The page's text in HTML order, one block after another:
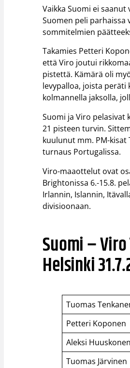
Vaikka Suomi ei
Suomen peli
sommitelmien
Takamies Petteri
että Viro joutui
pistettä. Kämärä oli
levypalloa, joista peräti
kolmannella jaksolla,
Suomi ja Viro pelasivat
21 pisteen turvin.
kuulunut mm. PM-
turnaus Portugalissa.
Viro-maaottelut ovat
Brightonissa 6.-15.8.
Irlannin, Islannin,
divisioonaan.
Suomi –
Helsinki
Tuomas
Petteri Koponen
Aleksi Huuskonen
Tuomas Järvinen